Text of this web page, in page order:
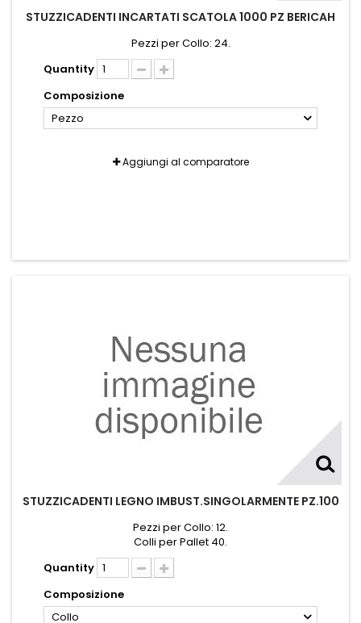
STUZZICADENTI INCARTATI SCATOLA 1000 PZ BERICAH
Pezzi per Collo: 24.
Quantity
Composizione
Pezzo
Aggiungi al comparatore
STUZZICADENTI LEGNO IMBUST.SINGOLARMENTE PZ.100
Pezzi per Collo: 12.
Colli per Pallet 40.
Quantity
Composizione
Collo